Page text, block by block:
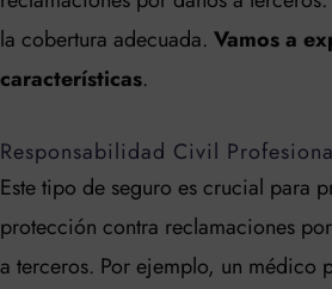
la cobertura adecuada. Vamos a
características.
Responsabilidad Civil
Este tipo de seguro es crucial para
protección contra reclamaciones
a terceros. Por ejemplo, un médico